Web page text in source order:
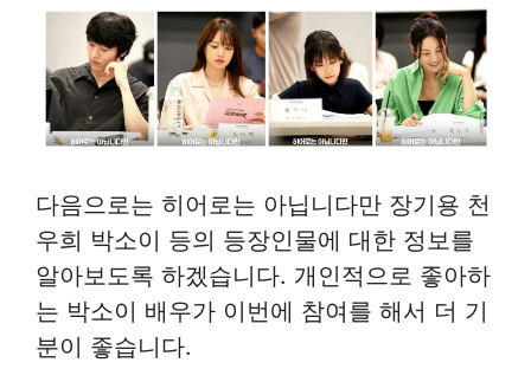
다음으로는 히어로는 아닙니다만 장기용 천
우희 박소이 등의 등장인물에 대한 정보를
알아보도록 하겠습니다. 개인적으로 좋아하
는 박소이 배우가 이번에 참여를 해서 더 기
분이 좋습니다.